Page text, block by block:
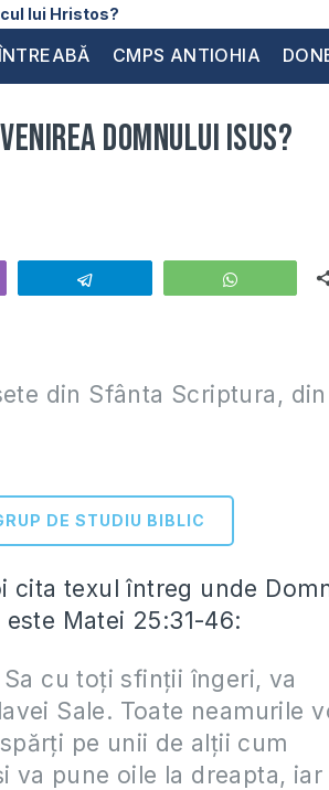
lui Hristos?
ÎNTREABĂ CMPS ANTIOHIA
Domnului Isus?
WhatsApp
din Sfânta Scriptura, din
DE STUDIU BIBLIC
cita texul întreg unde
Matei 25:31-46:
cu toţi sfinţii îngeri, va
Sale. Toate neamurile
pe unii de alţii cum
va pune oile la dreapta, iar